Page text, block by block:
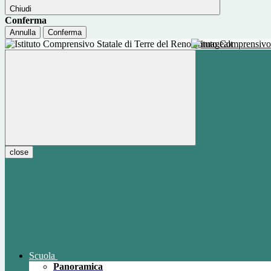
Chiudi
Conferma
Annulla Conferma
Istituto
close
Scuola
Panoramica